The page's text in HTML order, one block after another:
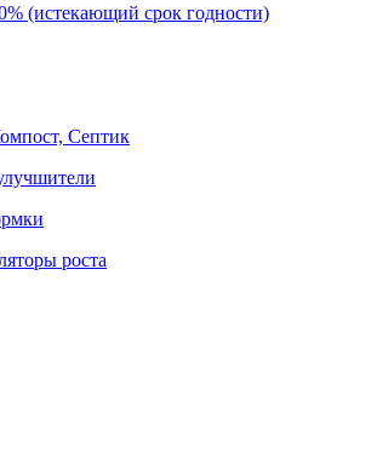
срок годности)
Септик
роста